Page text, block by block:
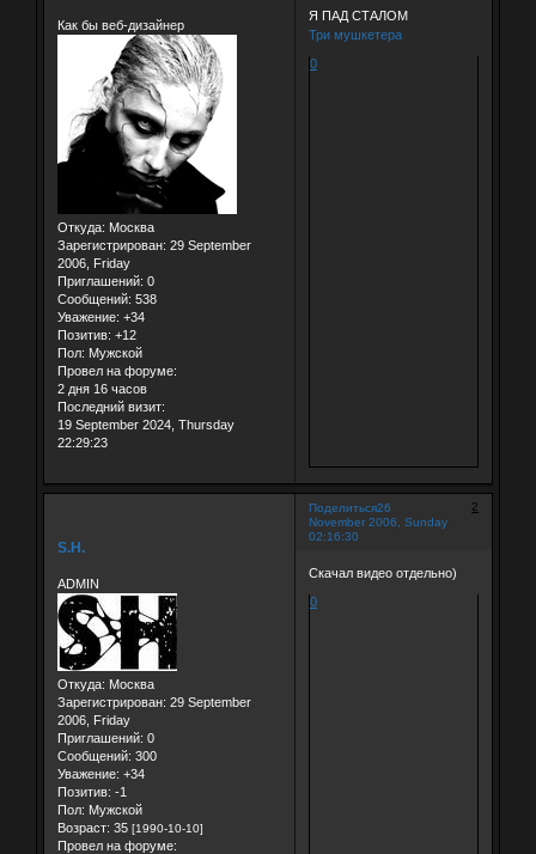
Как бы веб-дизайнер
Откуда: Москва
Зарегистрирован: 29 September
2006, Friday
Приглашений: 0
Сообщений: 538
Уважение: +34
Позитив: +12
Пол: Мужской
Провел на форуме:
2 дня 16 часов
Последний визит:
19 September 2024, Thursday
22:29:23
Я ПАД СТАЛОМ
Три мушкетера
0
Поделиться 2
26
November 2006, Sunday
02:16:30
S.H.
ADMIN
Откуда: Москва
Зарегистрирован: 29 September
2006, Friday
Приглашений: 0
Сообщений: 300
Уважение: +34
Позитив: -1
Пол: Мужской
Возраст: 35 [1990-10-10]
Провел на форуме:
Скачал видео отдельно)
0